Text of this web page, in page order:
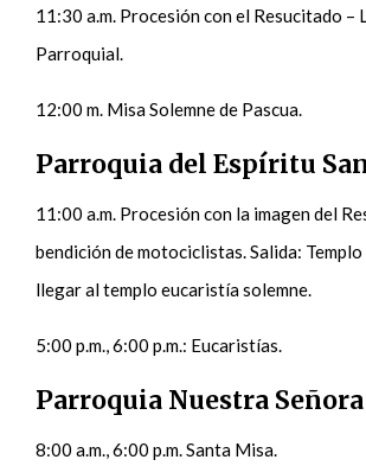
11:30 a.m. Procesión con el Resucitado –
Parroquial.
12:00 m. Misa Solemne de Pascua.
Parroquia del Espíritu
11:00 a.m. Procesión con la imagen del
bendición de motociclistas. Salida:
llegar al templo eucaristía solemne.
5:00 p.m., 6:00 p.m.: Eucaristías.
Parroquia Nuestra
8:00 a.m., 6:00 p.m. Santa Misa.